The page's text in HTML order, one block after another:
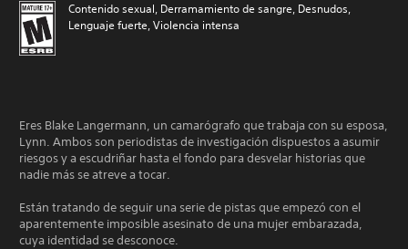
Contenido sexual, Derramamiento de sangre, Desnudos,
Lenguaje fuerte, Violencia intensa
Eres Blake Langermann, un camarógrafo que trabaja con su esposa,
Lynn. Ambos son periodistas de investigación dispuestos a asumir
riesgos y a escudriñar hasta el fondo para desvelar historias que
nadie más se atreve a tocar.
Están tratando de seguir una serie de pistas que empezó con el
aparentemente imposible asesinato de una mujer embarazada,
cuya identidad se desconoce.